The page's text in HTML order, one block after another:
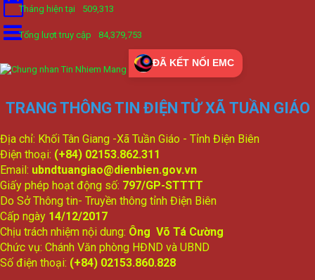
Tháng hiện tại 509,313
Tổng lượt truy cập 84,379,753
ĐÃ KẾT NỐI EMC
TRANG THÔNG TIN ĐIỆN TỬ XÃ TUẦN GIÁO
Địa chỉ: Khối Tân Giang -Xã Tuần Giáo - Tỉnh Điện Biên
Điện thoại: (+84) 02153.862.311
Email: ubndtuangiao@dienbien.gov.vn
Giấy phép hoạt động số: 797/GP-STTTT
Do Sở Thông tin- Truyền thông tỉnh Điện Biên
Cấp ngày 14/12/2017
Chịu trách nhiệm nội dung: Ông Võ Tá Cường
Chức vụ: Chánh Văn phòng HĐND và UBND
Số điện thoại: (+84) 02153.860.828